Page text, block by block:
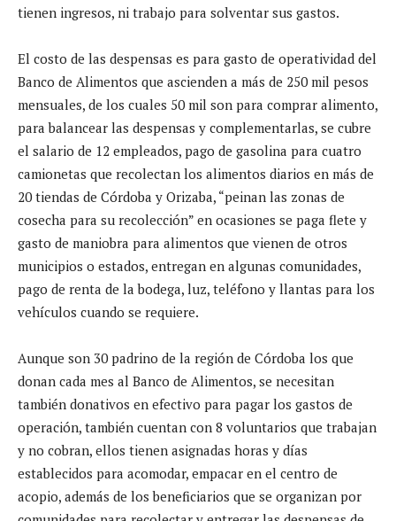
tienen ingresos, ni trabajo para solventar sus gastos.
El costo de las despensas es para gasto de operatividad del
Banco de Alimentos que ascienden a más de 250 mil pesos
mensuales, de los cuales 50 mil son para comprar alimento,
para balancear las despensas y complementarlas, se cubre
el salario de 12 empleados, pago de gasolina para cuatro
camionetas que recolectan los alimentos diarios en más de
20 tiendas de Córdoba y Orizaba, “peinan las zonas de
cosecha para su recolección” en ocasiones se paga flete y
gasto de maniobra para alimentos que vienen de otros
municipios o estados, entregan en algunas comunidades,
pago de renta de la bodega, luz, teléfono y llantas para los
vehículos cuando se requiere.
Aunque son 30 padrino de la región de Córdoba los que
donan cada mes al Banco de Alimentos, se necesitan
también donativos en efectivo para pagar los gastos de
operación, también cuentan con 8 voluntarios que trabajan
y no cobran, ellos tienen asignadas horas y días
establecidos para acomodar, empacar en el centro de
acopio, además de los beneficiarios que se organizan por